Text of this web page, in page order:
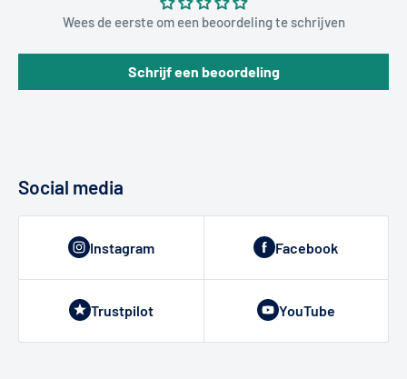
Wees de eerste om een beoordeling te schrijven
Schrijf een beoordeling
Social media
Instagram Facebook
Trustpilot YouTube